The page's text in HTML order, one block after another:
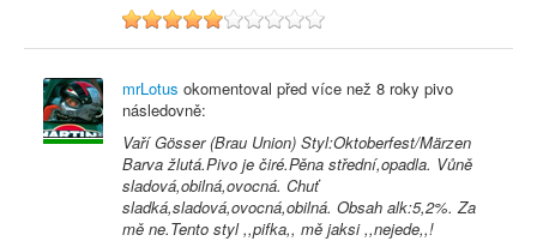
5
mrLotus okomentoval před více než 8 roky pivo
následovně:
Vaří Gösser (Brau Union) Styl:Oktoberfest/Märzen
Barva žlutá.Pivo je čiré.Pěna střední,opadla. Vůně
sladová,obilná,ovocná. Chuť
sladká,sladová,ovocná,obilná. Obsah alk:5,2%. Za
mě ne.Tento styl ,,pifka,, mě jaksi ,,nejede,,!